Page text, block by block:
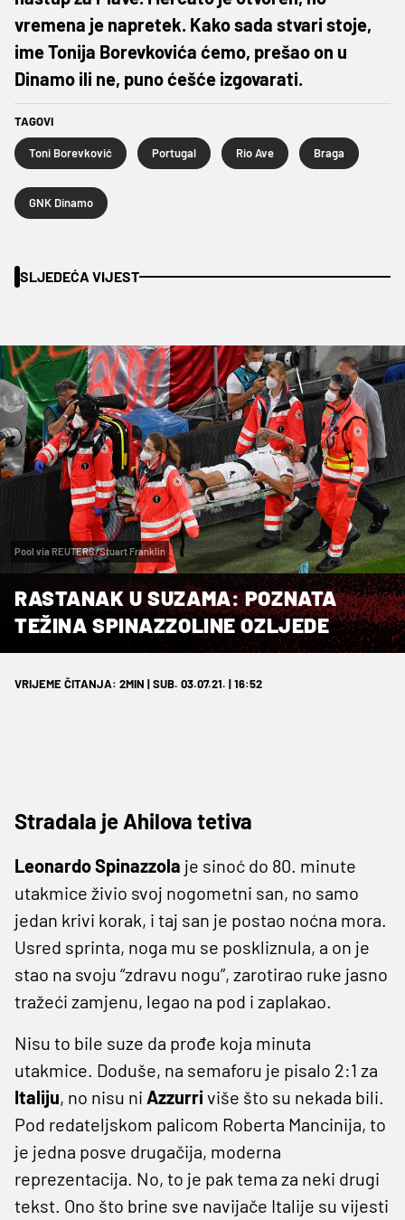
vremena je napretek. Kako sada stvari stoje,
ime Tonija Borevkovića ćemo, prešao on u
Dinamo ili ne, puno ćešće izgovarati.
TAGOVI
Toni Borevković Portugal Rio Ave Braga
GNK Dinamo
SLJEDEĆA VIJEST
Pool via REUTERS/Stuart Franklin
RASTANAK U SUZAMA: POZNATA
TEŽINA SPINAZZOLINE OZLJEDE
VRIJEME ČITANJA: 2MIN | SUB. 03.07.21. | 16:52
Stradala je Ahilova tetiva
Leonardo Spinazzola je sinoć do 80. minute
utakmice živio svoj nogometni san, no samo
jedan krivi korak, i taj san je postao noćna mora.
Usred sprinta, noga mu se poskliznula, a on je
stao na svoju “zdravu nogu”, zarotirao ruke jasno
tražeći zamjenu, legao na pod i zaplakao.
Nisu to bile suze da prođe koja minuta
utakmice. Doduše, na semaforu je pisalo 2:1 za
Italiju, no nisu ni Azzurri više što su nekada bili.
Pod redateljskom palicom Roberta Mancinija, to
je jedna posve drugačija, moderna
reprezentacija. No, to je pak tema za neki drugi
tekst. Ono što brine sve navijače Italije su vijesti